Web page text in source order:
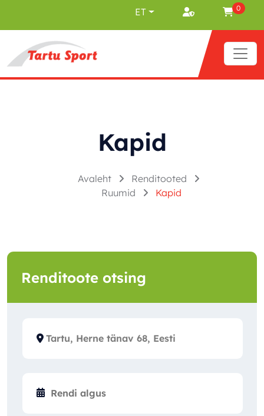
ET 0
Kapid
Avaleht
Renditooted
Ruumid
Kapid
Renditoote otsing